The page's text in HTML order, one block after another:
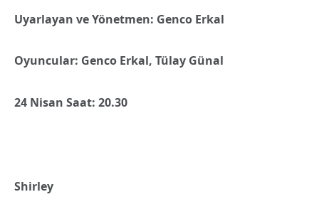
Uyarlayan ve Yönetmen: Genco Erkal
Oyuncular: Genco Erkal, Tülay Günal
24 Nisan Saat: 20.30
Shirley